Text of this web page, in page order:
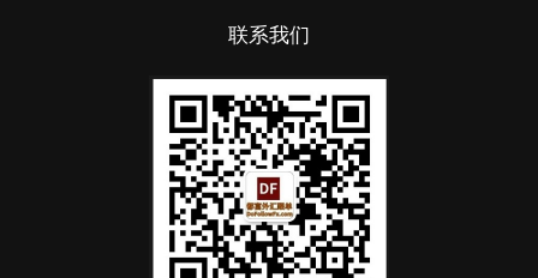
联系我们